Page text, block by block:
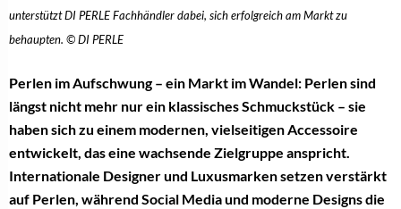
unterstützt DI PERLE Fachhändler dabei, sich erfolgreich am Markt zu
behaupten. © DI PERLE
Perlen im Aufschwung – ein Markt im Wandel: Perlen sind
längst nicht mehr nur ein klassisches Schmuckstück – sie
haben sich zu einem modernen, vielseitigen Accessoire
entwickelt, das eine wachsende Zielgruppe anspricht.
Internationale Designer und Luxusmarken setzen verstärkt
auf Perlen, während Social Media und moderne Designs die